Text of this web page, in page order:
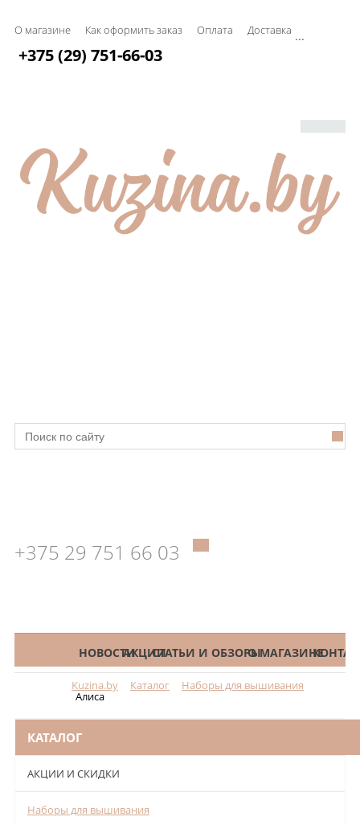
О магазине Как оформить заказ Оплата Доставка ...
+375 (29) 751-66-03
+375 29 751 66 03
КАТАЛОГНОВОСТИАКЦИИСТАТЬИ И ОБЗОРЫО МАГАЗИНЕ
Kuzina.by Каталог Наборы для вышивания
Алиса
КАТАЛОГ
АКЦИИ И СКИДКИ
Наборы для вышивания